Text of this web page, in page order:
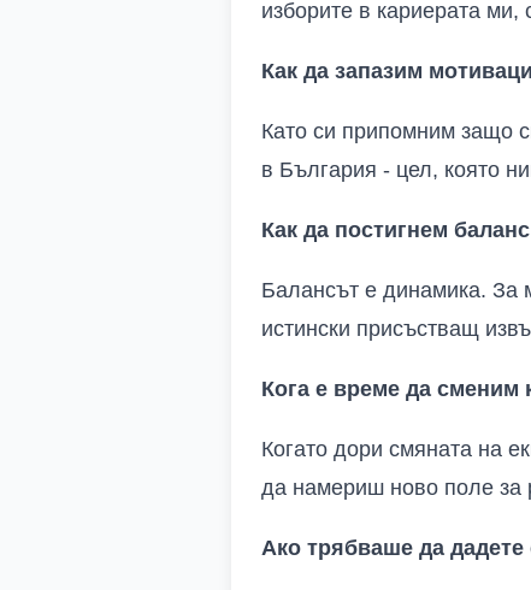
изборите в кариерата
Как да запазим
Като си припомним защо
в България - цел, която
Как да постигнем
Балансът е динамика. За
истински присъстващ
Кога е време да сменим
Когато дори смяната на
да намериш ново поле за
Ако трябваше да дадете